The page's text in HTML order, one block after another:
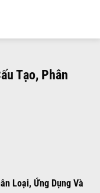
Tạo, Phân
Loại, Ứng Dụng Và